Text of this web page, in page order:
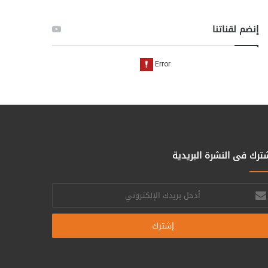
إنضم لقناتنا
فى النشرة البريدية
أدخل
بريدك